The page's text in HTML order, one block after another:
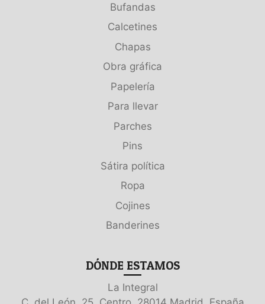
Bufandas
Calcetines
Chapas
Obra gráfica
Papelería
Para llevar
Parches
Pins
Sátira política
Ropa
Cojines
Banderines
DÓNDE ESTAMOS
La Integral